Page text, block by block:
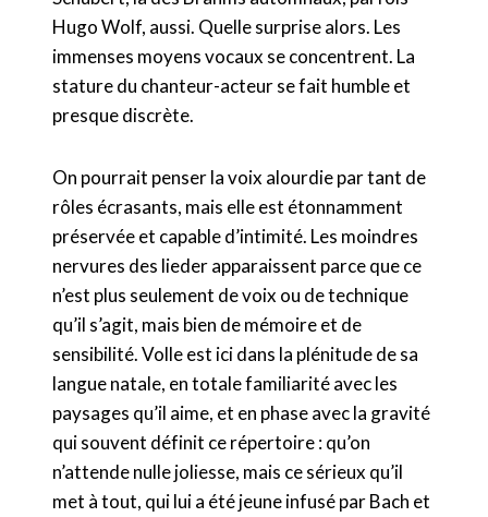
Hugo Wolf, aussi. Quelle surprise alors. Les
immenses moyens vocaux se concentrent. La
stature du chanteur-acteur se fait humble et
presque discrète.
On pourrait penser la voix alourdie par tant de
rôles écrasants, mais elle est étonnamment
préservée et capable d’intimité. Les moindres
nervures des lieder apparaissent parce que ce
n’est plus seulement de voix ou de technique
qu’il s’agit, mais bien de mémoire et de
sensibilité. Volle est ici dans la plénitude de sa
langue natale, en totale familiarité avec les
paysages qu’il aime, et en phase avec la gravité
qui souvent définit ce répertoire : qu’on
n’attende nulle joliesse, mais ce sérieux qu’il
met à tout, qui lui a été jeune infusé par Bach et